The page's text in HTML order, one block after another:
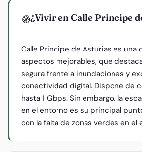
🧭¿Vivir en Calle Principe
Calle Principe de Asturias es una
aspectos mejorables, que
segura frente a inundaciones y
conectividad digital. Dispone de
hasta 1 Gbps. Sin embargo, la
en el entorno es su principal
con la falta de zonas verdes en el